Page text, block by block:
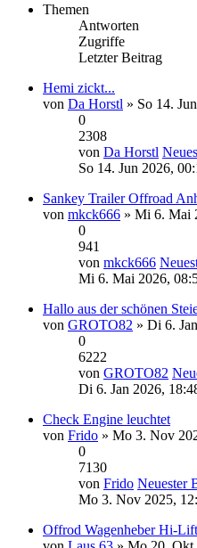
Themen
Antworten
Zugriffe
Letzter Beitrag
Hemi zickt...
von Da Horstl » So 14.
0
2308
von Da Horstl
So 14. Jun 2026,
Sankey Trailer Offroad
von mkck666 » Mi 6. Mai
0
941
von mkck666
Mi 6. Mai 2026,
Hallo aus der schönen
von GROTO82 » Di 6.
0
6222
von GROTO82
Di 6. Jan 2026,
Check Engine leuchtet
von Frido » Mo 3. Nov
0
7130
von Frido Neuester
Mo 3. Nov 2025,
Offrod Wagenheber Hi-